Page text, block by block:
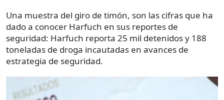
Una muestra del giro de timón, son las cifras que ha
dado a conocer Harfuch en sus reportes de
seguridad: Harfuch reporta 25 mil detenidos y 188
toneladas de droga incautadas en avances de
estrategia de seguridad.